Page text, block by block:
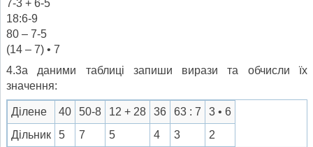
7-3 + 6-5
18:6-9
80 – 7-5
(14 – 7) • 7
4.3а даними таблиці запиши вирази та обчисли їх
значення:
Ділене 40 50-8 12 + 28 36 63 : 7
3 • 6
Дільник
5 7 5 4 3 2